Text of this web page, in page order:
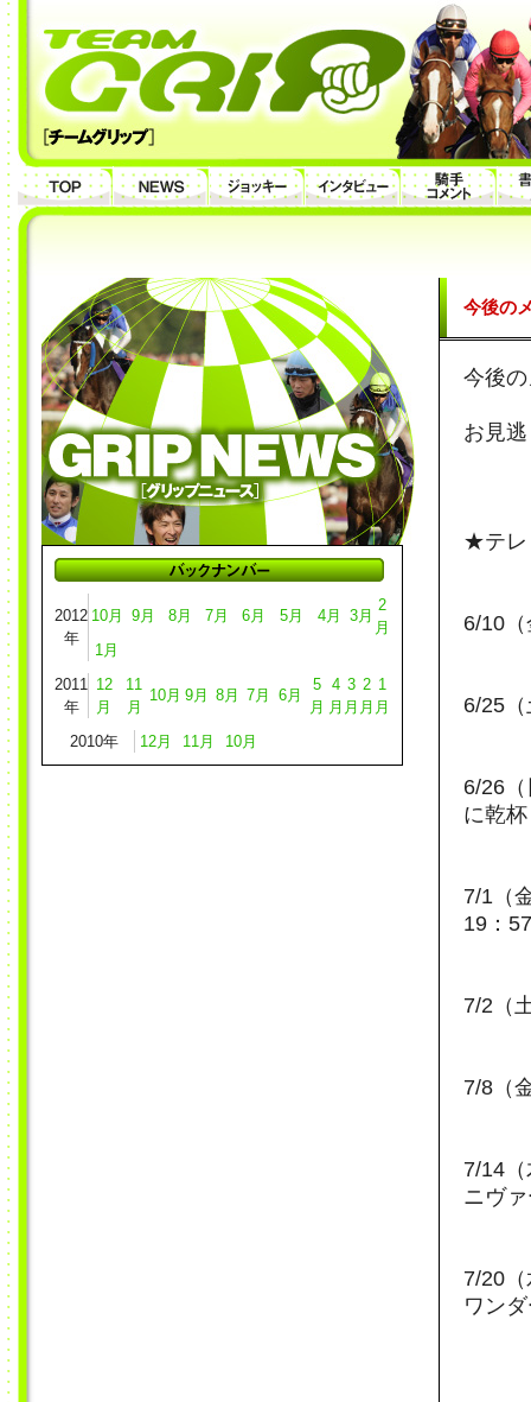
2012
年
10月 9月 8月 7月 6月 5月 4月 3月
2
月
1月
2011
年
12
月
11
月
10月 9月 8月 7月 6月
5
月
4
月
3
月
2
月
1
月
2010年
12月 11月 10月
今後の
今後
お見
★テレ
6/10
6/25
6/26
に乾
7/1（
19：57
7/2（
7/8（
7/14
ニヴ
7/20
ワン